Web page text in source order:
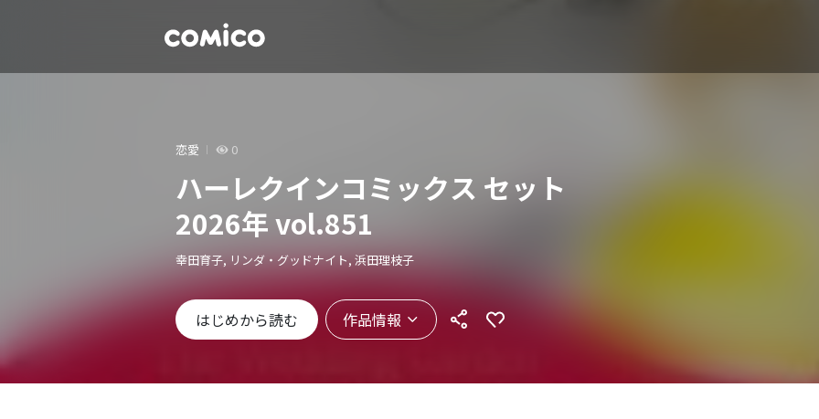
恋愛 0
ハーレクインコミックス セット
2026年 vol.851
幸田育子, リンダ・グッドナイト, 浜田理枝子
はじめから読む 作品情報